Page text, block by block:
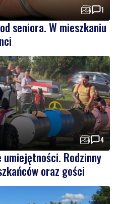
4
umiejętności. Rodzinny
oraz gości